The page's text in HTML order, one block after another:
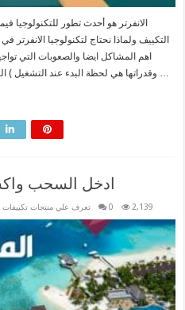
التكييف ولماذا نحتاج لتكنولوجيا الانفرتر
اهم المشاكل ايضا والصعوبات التي
وقدراتها هي لحظة البدء عند التشغيل ) الستارت ( حيث تقوم هذه المحركات بسحب …
ادخل السحب
تعرف علي منتجات تكييفات 0 2,139